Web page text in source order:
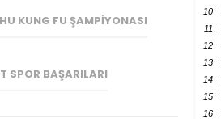
KUNG FU ŞAMPIYONASI
SPOR BAŞARILARI
10
11
12
13
14
15
16